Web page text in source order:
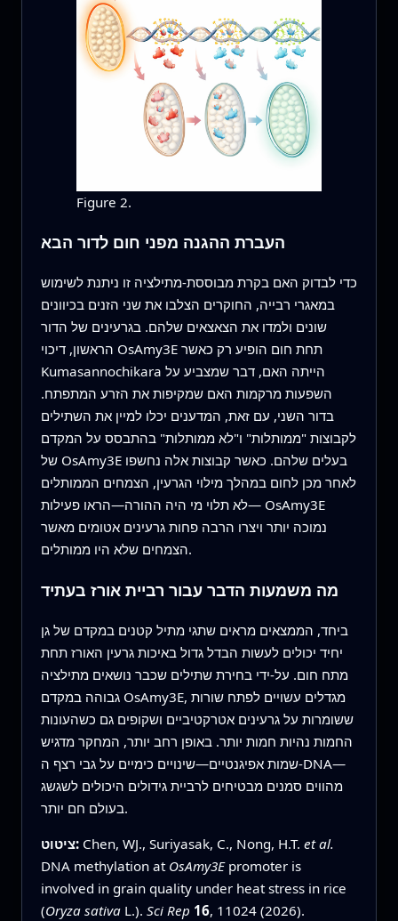
Figure 2.
העברת ההגנה מפני חום לדור הבא
כדי לבדוק האם בקרת מבוססת‑מתילציה זו ניתנת לשימוש
במאגרי רבייה, החוקרים הצלבו את שני הזנים בכיוונים
שונים ולמדו את הצאצאים שלהם. בגרעינים של הדור
הראשון, דיכוי OsAmy3E תחת חום הופיע רק כאשר
Kumasannochikara הייתה האם, דבר שמצביע על
השפעות מרקמות האם שמקיפות את הזרע המתפתח.
בדור השני, עם זאת, המדענים יכלו למיין את השתילים
לקבוצות "ממותלות" ו"לא ממותלות" בהתבסס על המקדם
של OsAmy3E בעלים שלהם. כאשר קבוצות אלה נחשפו
לאחר מכן לחום במהלך מילוי הגרעין, הצמחים הממותלים
—לא תלוי מי היה ההורה—הראו פעילות OsAmy3E
נמוכה יותר ויצרו הרבה פחות גרעינים אטומים מאשר
הצמחים שלא היו ממותלים.
מה משמעות הדבר עבור רביית אורז בעתיד
ביחד, הממצאים מראים שתגי מתיל קטנים במקדם של גן
יחיד יכולים לעשות הבדל גדול באיכות גרעין האורז תחת
מתח חום. על-ידי בחירת שתילים שכבר נושאים מתילציה
גבוהה במקדם OsAmy3E, מגדלים עשויים לפתח שורות
ששומרות על גרעינים אטרקטיביים ושקופים גם כשהעונות
החמות נהיות חמות יותר. באופן רחב יותר, המחקר מדגיש
שמות אפיגנטיים—שינויים כימיים על גבי רצף ה‑DNA—
מהווים סמנים מבטיחים לרביית גידולים היכולים לשגשג
בעולם חם יותר.
ציטוט: Chen, WJ., Suriyasak, C., Nong, H.T. et al.
DNA methylation at OsAmy3Epromoter is
involved in grain quality under heat stress in rice
(Oryza sativaL.). Sci Rep 16, 11024 (2026).